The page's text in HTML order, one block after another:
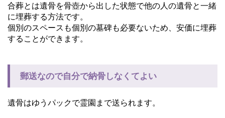
合葬とは遺骨を骨壺から出した状態で他の人の遺骨と一緒
に埋葬する方法です。
個別のスペースも個別の墓碑も必要ないため、安価に埋葬
することができます。
郵送なので自分で納骨しなくてよい
遺骨はゆうパックで霊園まで送られます。